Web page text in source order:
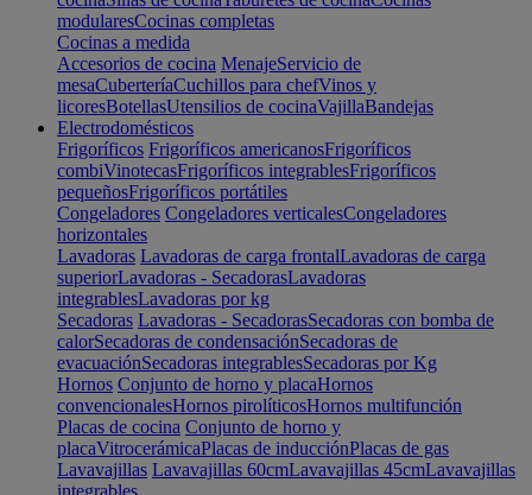
modularesCocinas completas
Cocinas a medida
Accesorios de cocina MenajeServicio de
mesaCuberteríaCuchillos para chefVinos y
licoresBotellasUtensilios de cocinaVajillaBandejas
Electrodomésticos
Frigoríficos Frigoríficos americanosFrigoríficos
combiVinotecasFrigoríficos integrablesFrigoríficos
pequeñosFrigoríficos portátiles
Congeladores Congeladores verticalesCongeladores
horizontales
Lavadoras Lavadoras de carga frontalLavadoras de carga
superiorLavadoras - SecadorasLavadoras
integrablesLavadoras por kg
Secadoras Lavadoras - SecadorasSecadoras con bomba de
calorSecadoras de condensaciónSecadoras de
evacuaciónSecadoras integrablesSecadoras por Kg
Hornos Conjunto de horno y placaHornos
convencionalesHornos pirolíticosHornos multifunción
Placas de cocina Conjunto de horno y
placaVitrocerámicaPlacas de inducciónPlacas de gas
Lavavajillas Lavavajillas 60cmLavavajillas 45cmLavavajillas
integrables